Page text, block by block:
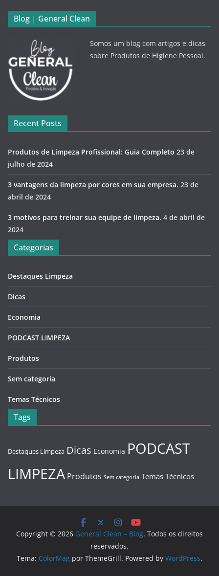
Blog | General Clean
Somos um blog com artigos e dicas
sobre Produtos de Higiene Pessoal.
Recent Posts
Produtos de Limpeza Profissional: Guia Completo 23 de
julho de 2024
3 vantagens da limpeza por cores em sua empresa. 23 de
abril de 2024
3 motivos para treinar sua equipe de limpeza. 4 de abril de
2024
Categorias
Destaques Limpeza
Dicas
Economia
PODCAST LIMPEZA
Produtos
Sem categoria
Temas Técnicos
Tags
Destaques Limpeza Dicas Economia PODCAST
LIMPEZA Produtos Sem categoria Temas Técnicos
Copyright © 2026 General Clean – Blog. Todos os direitos
reservados.
Tema: ColorMag por ThemeGrill. Powered by WordPress.